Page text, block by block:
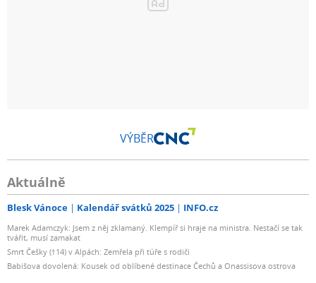
VÝBĚR
Aktuálně
Blesk Vánoce Kalendář svátků 2025 INFO.cz
Marek Adamczyk: Jsem z něj zklamaný. Klempíř si hraje na ministra. Nestačí se tak
tvářit, musí zamakat
Smrt Češky (†14) v Alpách: Zemřela při túře s rodiči
Babišova dovolená: Kousek od oblíbené destinace Čechů a Onassisova ostrova